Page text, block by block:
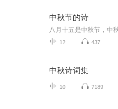
中秋节的诗
12 437
中秋诗词集
10 7189